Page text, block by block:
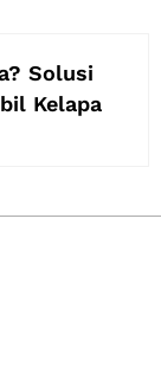
Solusi
Kelapa